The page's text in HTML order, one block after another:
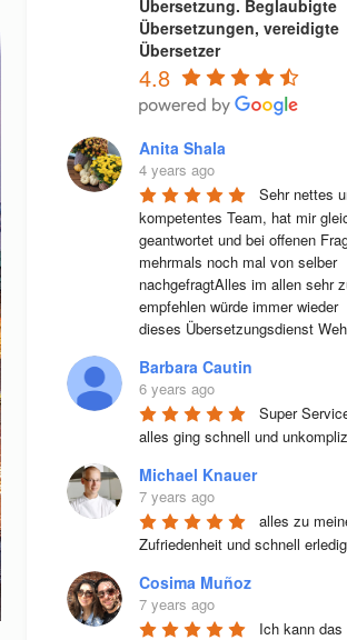
Übersetzung. Beglaubigte
Übersetzungen, vereidigte
Übersetzer
4.8
Anita Shala
4 years ago
Sehr nettes
kompetentes Team, hat mir
geantwortet und bei offenen
mehrmals noch mal von selber
nachgefragtAlles im allen sehr
empfehlen würde immer wieder
dieses Übersetzungsdienst
Barbara Cautin
6 years ago
Super
alles ging schnell und
Michael Knauer
7 years ago
alles zu
Zufriedenheit und schnell
Cosima Muñoz
7 years ago
Ich kann das